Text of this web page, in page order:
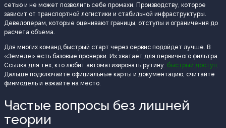
сетью и не может позволить себе промахи. Производству, которое
зависит от транспортной логистики и стабильной инфраструктуры.
Девелоперам, которые оценивают границы, отступы и ограничения до
расчета объема.
Для многих команд быстрый старт через сервис подойдет лучше. В
«Земеле» есть базовые проверки. Их хватает для первичного фильтра.
Ссылка для тех, кто любит автоматизировать рутину: быстрый доступ
Дальше подключайте официальные карты и документацию, считайте
финмодель и езжайте на место.
Частые вопросы без лишней
теории